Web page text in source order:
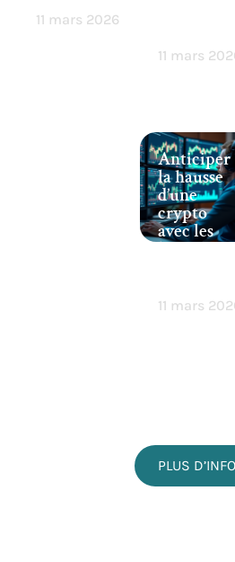
11 mars 2026
11 mars
Anticiper
la hausse
d’une
crypto
avec les
bons
11 mars
PLUS